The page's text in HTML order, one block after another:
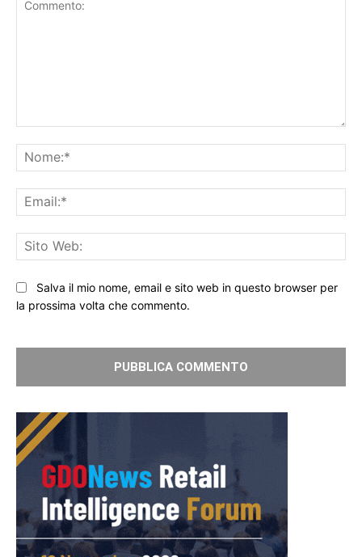
Salva il mio nome, email e sito web in questo browser per
la prossima volta che commento.